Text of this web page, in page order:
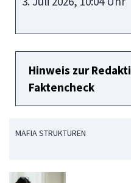
Hinweis zur
Faktencheck
MAFIA STRUKTUREN